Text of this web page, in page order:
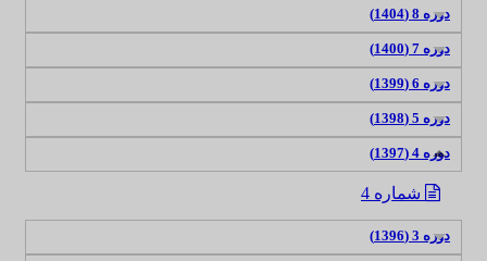
دوره 8 (1404)
دوره 7 (1400)
دوره 6 (1399)
دوره 5 (1398)
دوره 4 (1397)
شماره 4
دوره 3 (1396)